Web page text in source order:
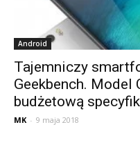
Android
Tajemniczy
Geekbench. Model
budżetową
MK - 9 maja 2018